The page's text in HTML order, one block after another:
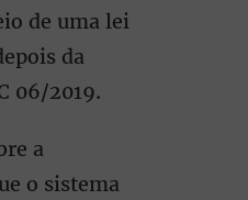
de uma lei
da
06/2019.
a
o sistema